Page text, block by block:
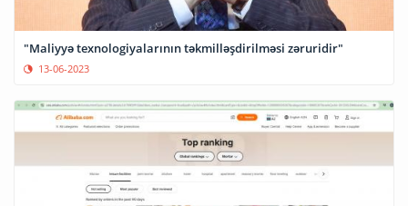
"Maliyyə texnologiyalarının təkmilləşdirilməsi zəruridir"
13-06-2023